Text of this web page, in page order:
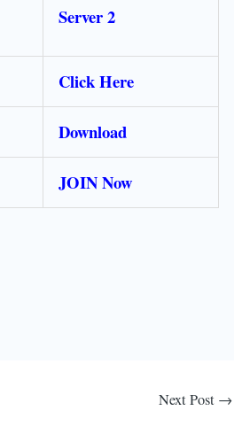
Server 2
Click Here
Download
JOIN Now
Next Post →